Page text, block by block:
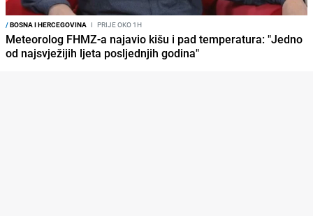
/BOSNA I HERCEGOVINA I PRIJE OKO 1H
Meteorolog FHMZ-a najavio kišu i pad temperatura: "Jedno
od najsvježijih ljeta posljednjih godina"